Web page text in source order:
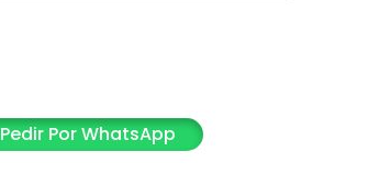
Pedir Por WhatsApp